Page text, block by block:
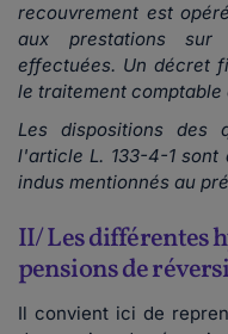
recouvrement est
aux prestations sur
effectuées. Un décret
le traitement
Les dispositions des
l'article L. 133-4-1 sont
indus mentionnés au
II/ Les différentes
pensions de
Il convient ici de